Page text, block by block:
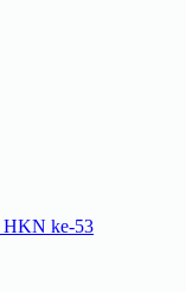
HKN ke-53